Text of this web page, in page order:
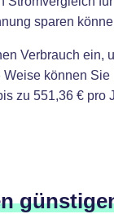
sparen
Verbrauch ein,
können
zu 551,36 € pro